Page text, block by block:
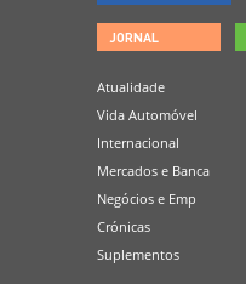
JORNAL
Atualidade
Vida Automóvel
Internacional
Mercados e Banca
Negócios e Emp
Crónicas
Suplementos